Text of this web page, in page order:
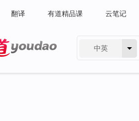
翻译 有道精品课 云笔记
中英